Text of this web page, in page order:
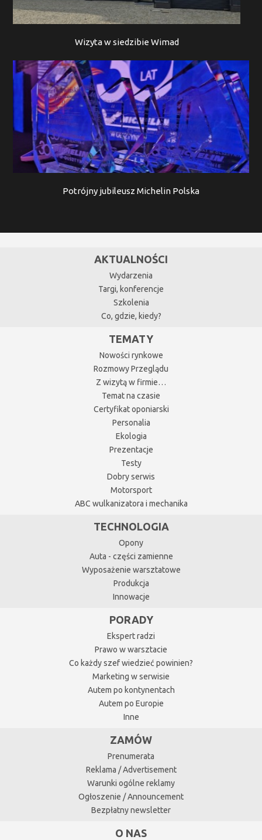
Wizyta w siedzibie Wimad
Potrójny jubileusz Michelin Polska
AKTUALNOŚCI
Wydarzenia
Targi, konferencje
Szkolenia
Co, gdzie, kiedy?
TEMATY
Nowości rynkowe
Rozmowy Przeglądu
Z wizytą w firmie…
Temat na czasie
Certyfikat oponiarski
Personalia
Ekologia
Prezentacje
Testy
Dobry serwis
Motorsport
ABC wulkanizatora i mechanika
TECHNOLOGIA
Opony
Auta - części zamienne
Wyposażenie warsztatowe
Produkcja
Innowacje
PORADY
Ekspert radzi
Prawo w warsztacie
Co każdy szef wiedzieć powinien?
Marketing w serwisie
Autem po kontynentach
Autem po Europie
Inne
ZAMÓW
Prenumerata
Reklama / Advertisement
Warunki ogólne reklamy
Ogłoszenie / Announcement
Bezpłatny newsletter
O NAS